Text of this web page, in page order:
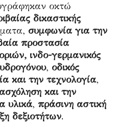
οκτώ
δικαστικής
συμφωνία για την
προστασία
ινδο-γερμανικός
, οδικός
και την τεχνολογία,
και την
υλικά, πράσινη αστική
δεξιοτήτων.